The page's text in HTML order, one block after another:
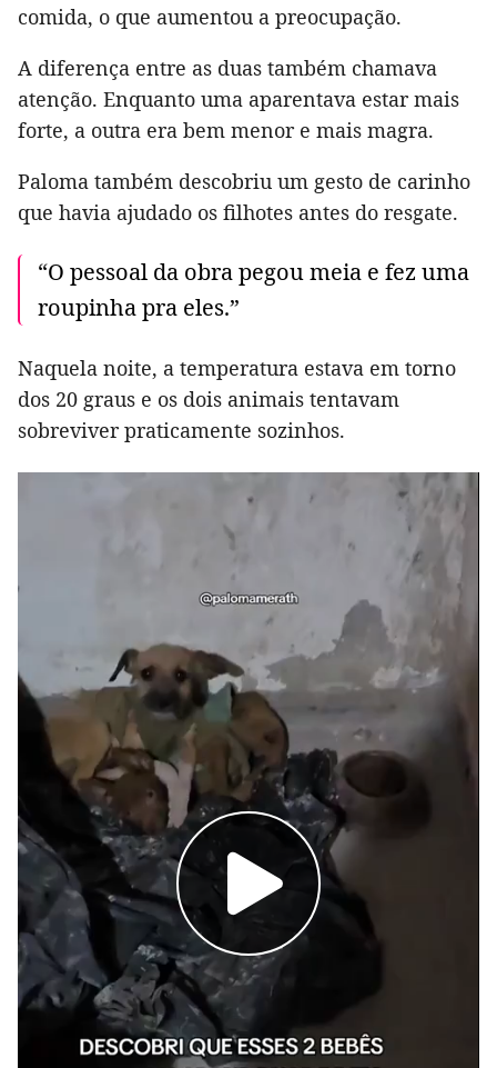
comida, o que aumentou a preocupação.
A diferença entre as duas também chamava
atenção. Enquanto uma aparentava estar mais
forte, a outra era bem menor e mais magra.
Paloma também descobriu um gesto de carinho
que havia ajudado os filhotes antes do resgate.
“O pessoal da obra pegou meia e fez uma
roupinha pra eles.”
Naquela noite, a temperatura estava em torno
dos 20 graus e os dois animais tentavam
sobreviver praticamente sozinhos.